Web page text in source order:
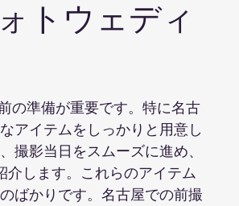
ードレス ロケーション前撮り
トウェディ
の準備が重要です。特に名古
アイテムをしっかりと用意し
撮影当日をスムーズに進め、
介します。これらのアイテム
ばかりです。名古屋での前撮